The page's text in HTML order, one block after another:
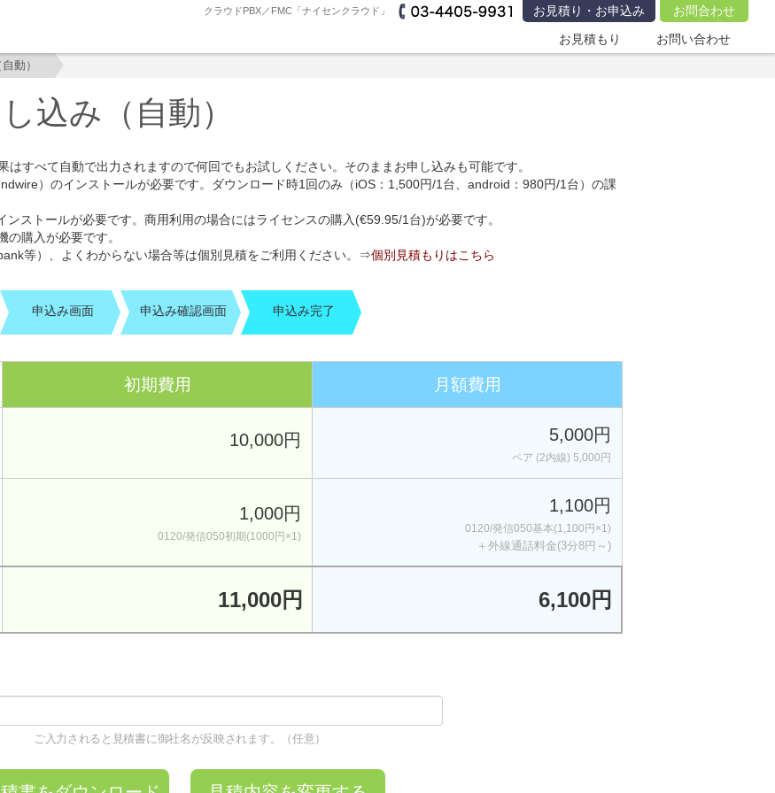
お問合わせ
お見積り・お申込み
クラウドPBX／FMC「ナイセンクラウド」
お見積もり お問い合わせ
動）
込み（自動）
すべて自動で出力されますので何回でもお試しください。そのままお申し込みも可能です。
）のインストールが必要です。ダウンロード時1回のみ（iOS：1,500円/1台、android：980円/1台）の課
ストールが必要です。商用利用の場合にはライセンスの購入(€59.95/1台)が必要です。
購入が必要です。
等）、よくわからない場合等は個別見積をご利用ください。⇒個別見積もりはこちら
申込み画面 申込み確認画面 申込み完了
初期費用 月額費用
10,000円 5,000円
ペア (2内線) 5,000円
1,000円
0120/発信050初期(1000円×1)
1,100円
0120/発信050基本(1,100円×1)
＋外線通話料金(3分8円～)
11,000円 6,100円
ご入力されると見積書に御社名が反映されます。（任意）